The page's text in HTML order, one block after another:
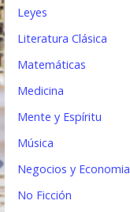
Leyes
Literatura Clásica
Matemáticas
Medicina
Mente y Espíritu
Música
Negocios y Economia
No Ficción